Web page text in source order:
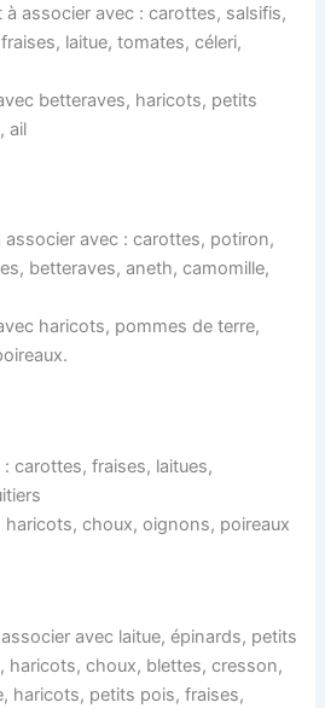
à associer avec : carottes, salsifis,
laitue, tomates, céleri,
betteraves, haricots, petits
ail
associer avec : carottes, potiron,
betteraves, aneth, camomille,
haricots, pommes de terre,
: carottes, fraises, laitues,
haricots, choux, oignons, poireaux
avec laitue, épinards, petits
haricots, choux, blettes, cresson,
haricots, petits pois, fraises,